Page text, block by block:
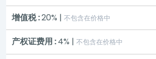
增值税 :20% |不包含在价格中
产权证费用 :4% |不包含在价格中